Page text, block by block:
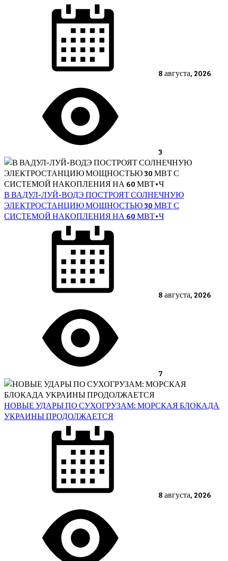
8 августа, 2026
3
В ВАДУЛ-ЛУЙ-ВОДЭ ПОСТРОЯТ СОЛНЕЧНУЮ
ЭЛЕКТРОСТАНЦИЮ МОЩНОСТЬЮ 30 МВТ С
СИСТЕМОЙ НАКОПЛЕНИЯ НА 60 МВТ•Ч
8 августа, 2026
7
НОВЫЕ УДАРЫ ПО СУХОГРУЗАМ: МОРСКАЯ БЛОКАДА
УКРАИНЫ ПРОДОЛЖАЕТСЯ
8 августа, 2026